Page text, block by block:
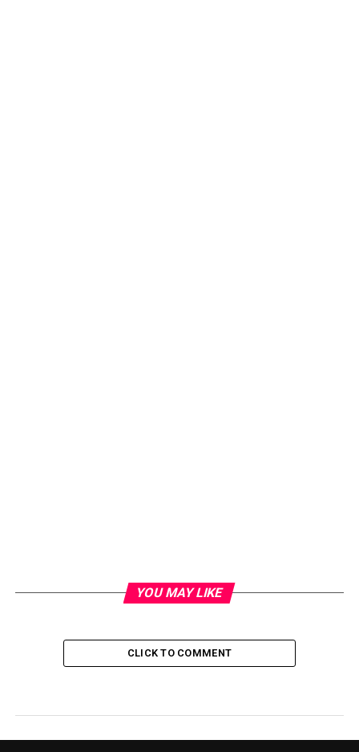
YOU MAY LIKE
CLICK TO COMMENT